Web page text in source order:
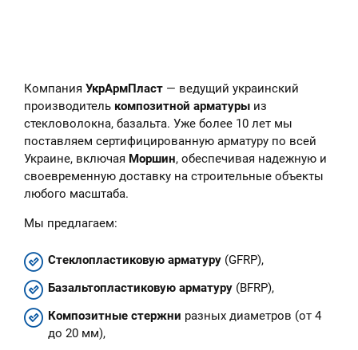
Компания УкрАрмПласт — ведущий украинский
производитель композитной арматуры из
стекловолокна, базальта. Уже более 10 лет мы
поставляем сертифицированную арматуру по всей
Украине, включая Моршин, обеспечивая надежную и
своевременную доставку на строительные объекты
любого масштаба.
Мы предлагаем:
Стеклопластиковую арматуру (GFRP),
Базальтопластиковую арматуру (BFRP),
Композитные стержни разных диаметров (от 4
до 20 мм),